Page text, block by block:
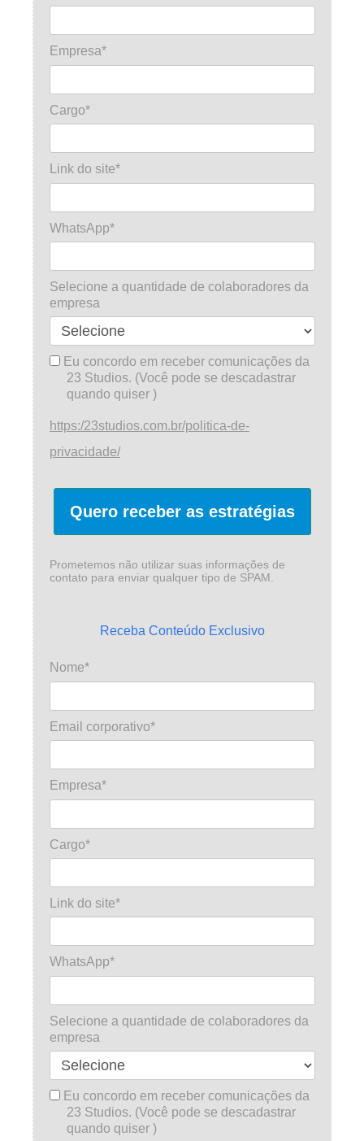
Empresa*
Cargo*
Link do site*
WhatsApp*
Selecione a quantidade de colaboradores da
empresa
Eu concordo em receber comunicações da
23 Studios. (Você pode se descadastrar
quando quiser )
https:/23studios.com.br/politica-de-
privacidade/
Quero receber as estratégias
Prometemos não utilizar suas informações de
contato para enviar qualquer tipo de SPAM.
Receba Conteúdo Exclusivo
Nome*
Email corporativo*
Empresa*
Cargo*
Link do site*
WhatsApp*
Selecione a quantidade de colaboradores da
empresa
Eu concordo em receber comunicações da
23 Studios. (Você pode se descadastrar
quando quiser )